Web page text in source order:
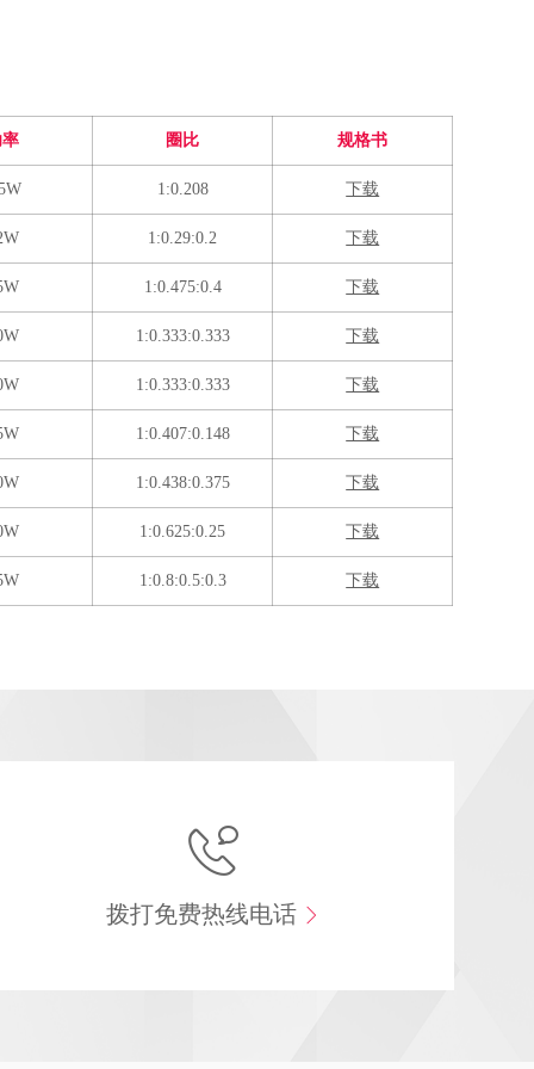
圈比 规格书
1:0.208 下载
1:0.29:0.2 下载
1:0.475:0.4 下载
1:0.333:0.333 下载
1:0.333:0.333 下载
1:0.407:0.148 下载
1:0.438:0.375 下载
1:0.625:0.25 下载
1:0.8:0.5:0.3 下载
拨打免费热线电话